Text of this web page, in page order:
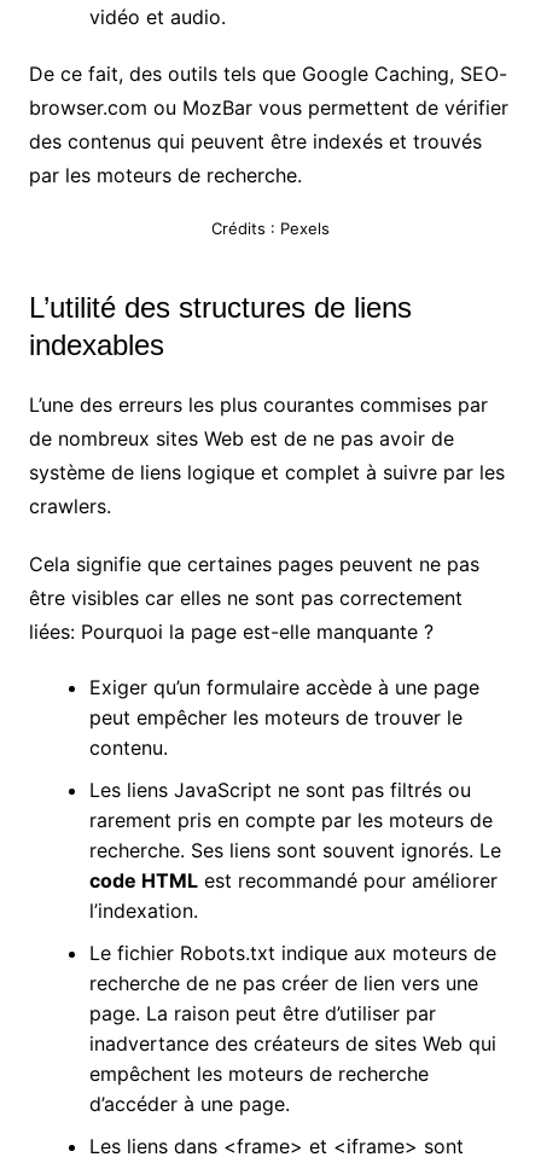
vidéo et audio.
De ce fait, des outils tels que Google Caching, SEO-
browser.com ou MozBar vous permettent de vérifier
des contenus qui peuvent être indexés et trouvés
par les moteurs de recherche.
Crédits : Pexels
L’utilité des structures de liens
indexables
L’une des erreurs les plus courantes commises par
de nombreux sites Web est de ne pas avoir de
système de liens logique et complet à suivre par les
crawlers.
Cela signifie que certaines pages peuvent ne pas
être visibles car elles ne sont pas correctement
liées: Pourquoi la page est-elle manquante ?
Exiger qu’un formulaire accède à une page
peut empêcher les moteurs de trouver le
contenu.
Les liens JavaScript ne sont pas filtrés ou
rarement pris en compte par les moteurs de
recherche. Ses liens sont souvent ignorés. Le
code HTMLest recommandé pour améliorer
l’indexation.
Le fichier Robots.txt indique aux moteurs de
recherche de ne pas créer de lien vers une
page. La raison peut être d’utiliser par
inadvertance des créateurs de sites Web qui
empêchent les moteurs de recherche
d’accéder à une page.
Les liens dans <frame> et <iframe> sont